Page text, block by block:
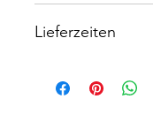
Das bedeutet, dass
höchste Qualität,
Lieferzeiten
per Hand